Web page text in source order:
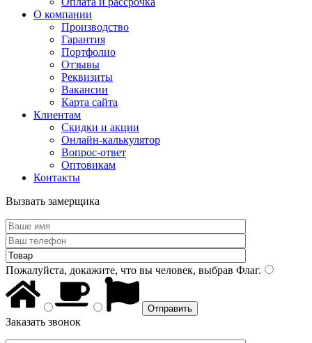
О компании
Производство
Гарантия
Портфолио
Отзывы
Реквизиты
Вакансии
Карта сайта
Клиентам
Скидки и акции
Онлайн-калькулятор
Вопрос-ответ
Оптовикам
Контакты
Вызвать замерщика
Пожалуйста, докажите, что вы человек, выбрав Флаг.
Заказать звонок